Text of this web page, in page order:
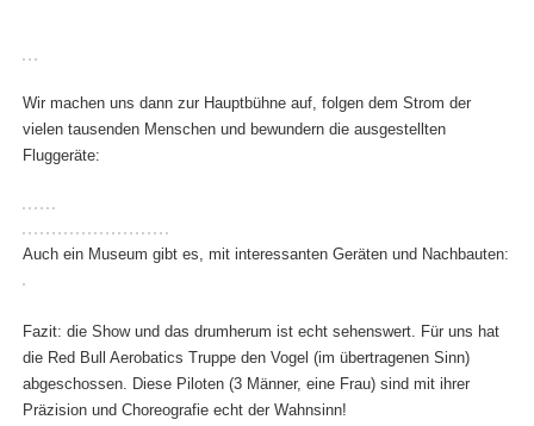
Wir machen uns dann zur Hauptbühne auf, folgen dem Strom der
vielen tausenden Menschen und bewundern die ausgestellten
Fluggeräte:
Auch ein Museum gibt es, mit interessanten Geräten und Nachbauten:
Fazit: die Show und das drumherum ist echt sehenswert. Für uns hat
die Red Bull Aerobatics Truppe den Vogel (im übertragenen Sinn)
abgeschossen. Diese Piloten (3 Männer, eine Frau) sind mit ihrer
Präzision und Choreografie echt der Wahnsinn!